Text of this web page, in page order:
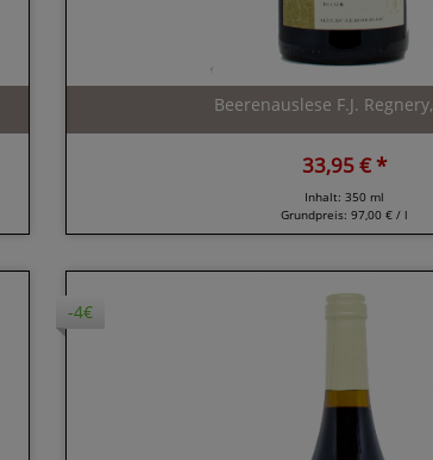
Beerenauslese F.J.
33,95 € *
Inhalt: 350 ml
Grundpreis: 97,00 € / l
-4€